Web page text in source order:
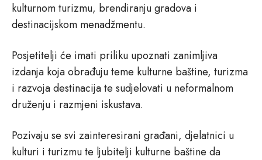
kulturnom turizmu, brendiranju gradova i
destinacijskom menadžmentu.
Posjetitelji će imati priliku upoznati zanimljiva
izdanja koja obrađuju teme kulturne baštine, turizma
i razvoja destinacija te sudjelovati u neformalnom
druženju i razmjeni iskustava.
Pozivaju se svi zainteresirani građani, djelatnici u
kulturi i turizmu te ljubitelji kulturne baštine da